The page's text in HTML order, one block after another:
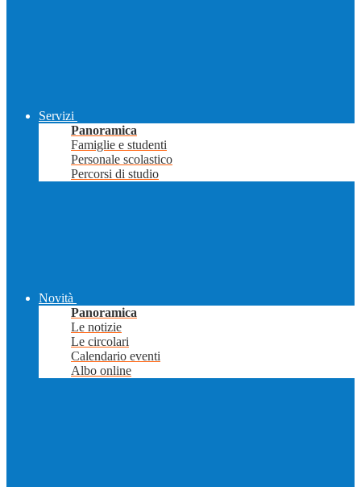
Servizi
Panoramica
Famiglie e studenti
Personale scolastico
Percorsi di studio
Novità
Panoramica
Le notizie
Le circolari
Calendario eventi
Albo online